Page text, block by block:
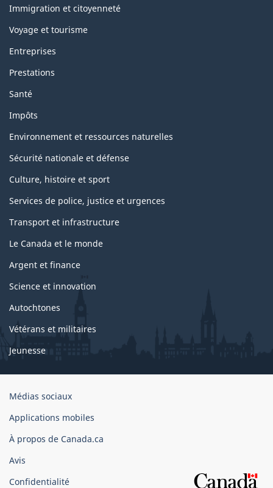
sujets
Immigration et citoyenneté
Voyage et tourisme
Entreprises
Prestations
Santé
Impôts
Environnement et ressources naturelles
Sécurité nationale et défense
Culture, histoire et sport
Services de police, justice et urgences
Transport et infrastructure
Le Canada et le monde
Argent et finance
Science et innovation
Autochtones
Vétérans et militaires
Jeunesse
Organisation
gouvernement
du
Canada
Médias sociaux
Applications mobiles
À propos de Canada.ca
Avis
Confidentialité